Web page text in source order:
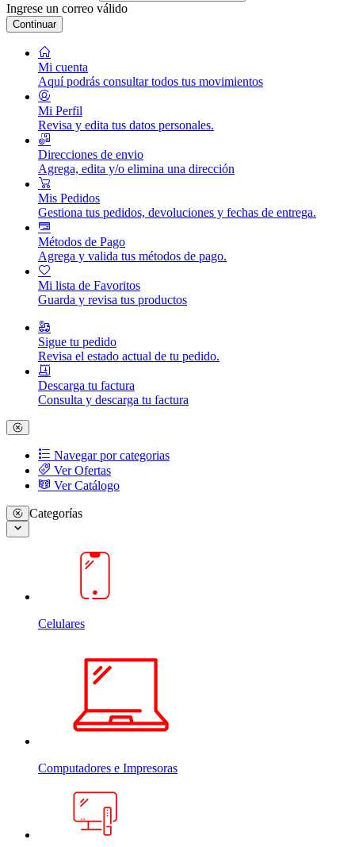
Ingrese un correo válido
Continuar
Mi cuenta
Aquí podrás consultar todos tus movimientos
Mi Perfil
Revisa y edita tus datos personales.
Direcciones de envio
Agrega, edita y/o elimina una dirección
Mis Pedidos
Gestiona tus pedidos, devoluciones y fechas de entrega.
Métodos de Pago
Agrega y valida tus métodos de pago.
Mi lista de Favoritos
Guarda y revisa tus productos
Sigue tu pedido
Revisa el estado actual de tu pedido.
Descarga tu factura
Consulta y descarga tu factura
Navegar por categorias
Ver Ofertas
Ver Catálogo
Categorías
Celulares
Computadores e Impresoras